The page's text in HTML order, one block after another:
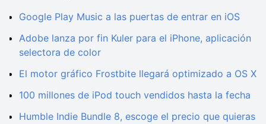
Google Play Music a las puertas de entrar en iOS
Adobe lanza por fin Kuler para el iPhone, aplicación
selectora de color
El motor gráfico Frostbite llegará optimizado a OS X
100 millones de iPod touch vendidos hasta la fecha
Humble Indie Bundle 8, escoge el precio que quieras